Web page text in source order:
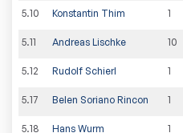
5.10 Konstantin Thim 1
5.11 Andreas Lischke 10
5.12 Rudolf Schierl 1
5.17 Belen Soriano Rincon 1
5.18 Hans Wurm 1